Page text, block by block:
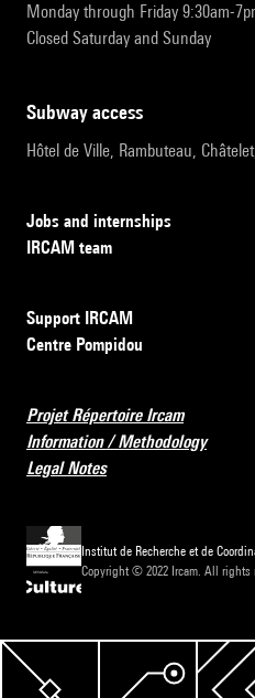
Monday through Friday 9:30am-
Closed Saturday and Sunday
subway access
Hôtel de Ville, Rambuteau,
Jobs and internships
IRCAM team
Support IRCAM
Centre Pompidou
Projet Répertoire Ircam
Information / Methodology
Legal Notes
Institut de Recherche et de
Copyright © 2022 Ircam. All rights